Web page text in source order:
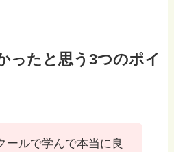
ったと思う3つのポイ
ールで学んで本当に良